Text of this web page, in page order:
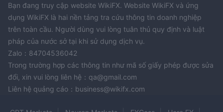
Bạn đang truy cập website WikiFX. Website WikiFX và ứng
dụng WikiFX là hai nền tảng tra cứu thông tin doanh nghiệp
trên toàn cầu. Người dùng vui lòng tuân thủ quy định và luật
pháp của nước sở tại khi sử dụng dịch vụ.
Zalo：84704536042
Trong trường hợp các thông tin như mã số giấy phép được sửa
đổi, xin vui lòng liên hệ：qa@gmail.com
Liên hệ quảng cáo：business@wikifx.com